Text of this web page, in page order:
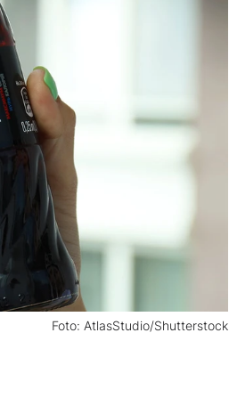
Foto: AtlasStudio/Shutterstock